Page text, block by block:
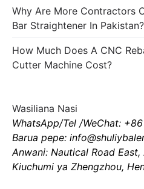
Why Are More Contractors
Bar Straightener In Pakistan?
How Much Does A CNC
Cutter Machine Cost?
Wasiliana Nasi
WhatsApp/Tel /WeChat:
Barua pepe:
Anwani: Nautical Road
Kiuchumi ya Zhengzhou,